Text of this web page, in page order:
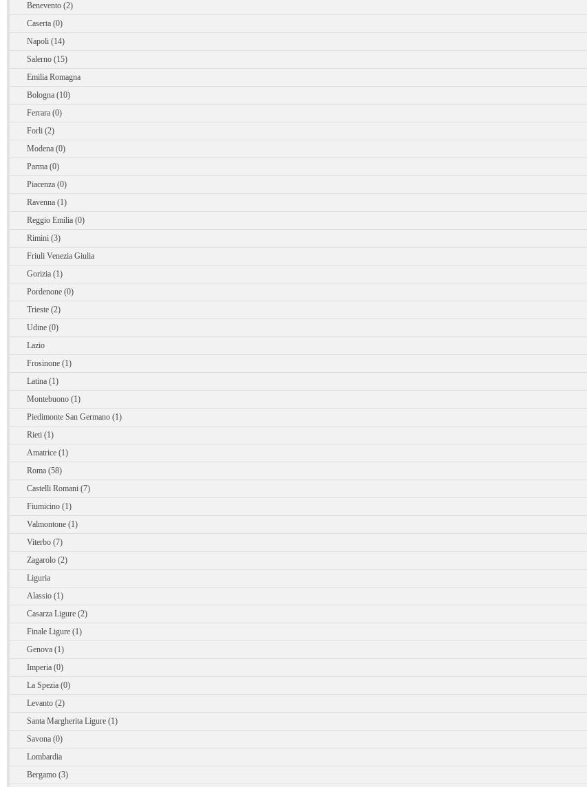
Benevento (2)
Caserta (0)
Napoli (14)
Salerno (15)
Emilia Romagna
Bologna (10)
Ferrara (0)
Forli (2)
Modena (0)
Parma (0)
Piacenza (0)
Ravenna (1)
Reggio Emilia (0)
Rimini (3)
Friuli Venezia Giulia
Gorizia (1)
Pordenone (0)
Trieste (2)
Udine (0)
Lazio
Frosinone (1)
Latina (1)
Montebuono (1)
Piedimonte San Germano (1)
Rieti (1)
Amatrice (1)
Roma (58)
Castelli Romani (7)
Fiumicino (1)
Valmontone (1)
Viterbo (7)
Zagarolo (2)
Liguria
Alassio (1)
Casarza Ligure (2)
Finale Ligure (1)
Genova (1)
Imperia (0)
La Spezia (0)
Levanto (2)
Santa Margherita Ligure (1)
Savona (0)
Lombardia
Bergamo (3)